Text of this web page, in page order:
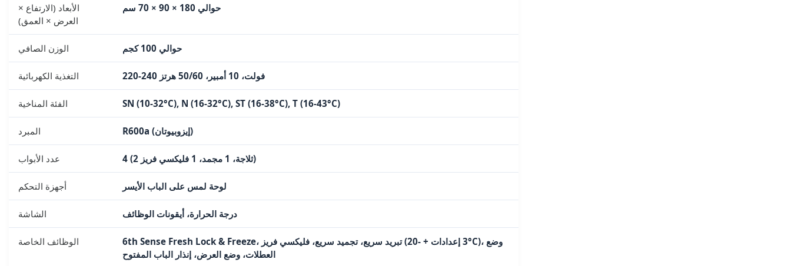
الأبعاد (الارتفاع ×
العرض × العمق)
حوالي 180 × 90 × 70 سم
الوزن الصافي حوالي 100 كجم
التغذية الكهربائية 220-240 فولت، 10 أمبير، 50/60 هرتز
الفئة المناخية SN (10-32°C), N (16-32°C), ST (16-38°C), T (16-43°C)
المبرد R600a (إيزوبيوتان)
عدد الأبواب 4 (2 ثلاجة، 1 مجمد، 1 فليكسي فريز)
أجهزة التحكم لوحة لمس على الباب الأيسر
الشاشة درجة الحرارة، أيقونات الوظائف
الوظائف الخاصة
6th Sense Fresh Lock & Freeze، تبريد سريع، تجميد سريع، فليكسي فريز (3 إعدادات + -20°C)، وضع
العطلات، وضع العرض، إنذار الباب المفتوح